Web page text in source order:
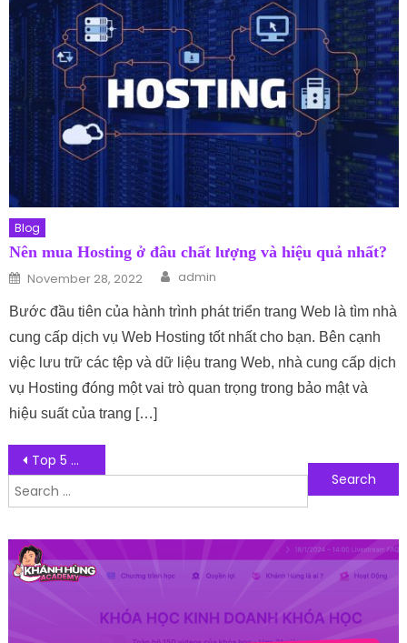
Blog
Nên mua Hosting ở đâu chất lượng và hiệu quả nhất?
Posted on
November 28, 2022 Author
admin
Bước đầu tiên của hành trình phát triển trang Web là tìm nhà
cung cấp dịch vụ Web Hosting tốt nhất cho bạn. Bên cạnh
việc lưu trữ các tệp và dữ liệu trang Web, nhà cung cấp dịch
vụ Hosting đóng một vai trò quan trọng trong bảo mật và
hiệu suất của trang […]
Post navigation
Top 5 mẹo giúp tối ưu Hosting cPanel giúp tăng tốc Website
Search for:
Follow